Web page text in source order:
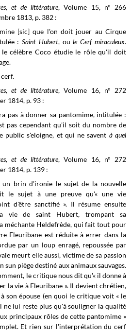
et de littérature, Volume 15, n° 266
1813, p. 382 :
[sic] que l'on doit jouer au Cirque
:Saint Hubert, oule Cerf miraculeux.
célèbre Coco étudie le rôle qu'il doit
et de littérature, Volume 16, n° 272
1814, p. 93 :
pas à donner sa pantomime, intitulée :
pas cependant qu'il soit du nombre de
public s'eloigne, et qui ne savent à quel
et de littérature, Volume 16, n° 272
1814, p. 139 :
un brin d'ironie le sujet de la nouvelle
le sujet à une preuve qu'« une vie
d'être sanctifié ». Il résume ensuite
vie de saint Hubert, trompant sa
méchante Heldefrède, qui fait tout pour
Fleuribane est réduite à errer dans la
par un loup enragé, repoussée par
meurt elle aussi, victime de sa passion
sun piège destiné aux animaux sauvages.
le critique nous dit qu'« il donne à
la vie à Fleuribane ». Il devient chrétien,
son épouse (en quoi le critique voit « le
ne lui reste plus qu'à souligner la qualité
principaux rôles de cette pantomime »
Et rien sur l'interprétation du cerf